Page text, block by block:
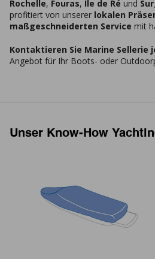
Rochelle, Fouras, Ile de Ré und
profitiert von unserer lokalen
maßgeschneiderten Service mit
Kontaktieren Sie Marine Sellerie
Angebot für Ihr Boots- oder
Unser Know-How